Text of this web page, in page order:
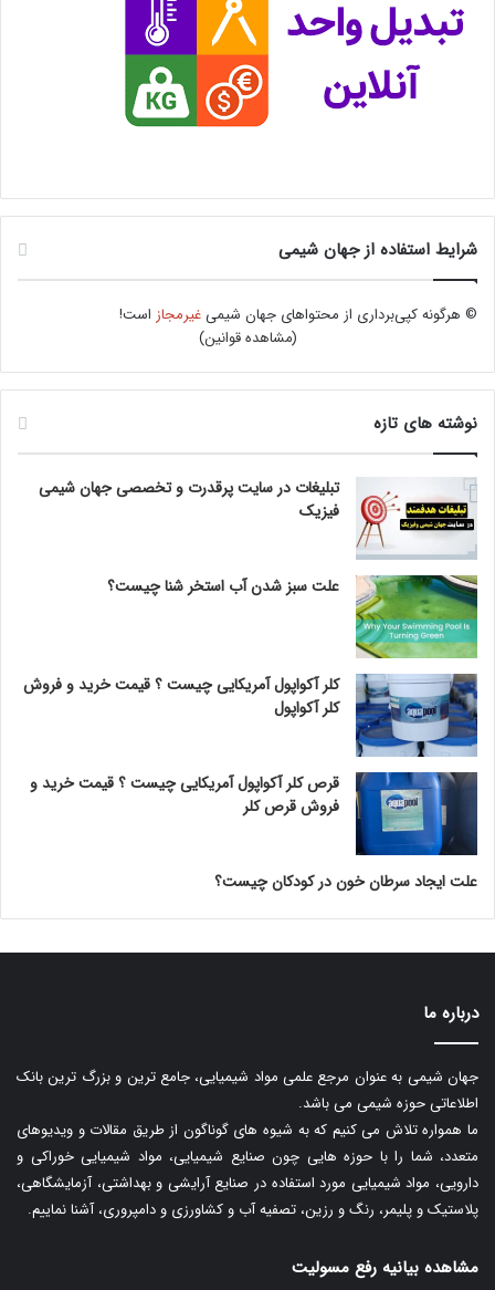
شرایط استفاده از جهان شیمی
© هرگونه کپی‌برداری از محتواهای جهان شیمیغیرمجاز است!
(مشاهده قوانین)
نوشته های تازه
تبلیغات در سایت پرقدرت و تخصصی جهان شیمی
فیزیک
علت سبز شدن آب استخر شنا چیست؟
کلر آکواپول آمریکایی چیست ؟ قیمت خرید و فروش
کلر آکواپول
قرص کلر آکواپول آمریکایی چیست ؟ قیمت خرید و
فروش قرص کلر
علت ایجاد سرطان خون در کودکان چیست؟
درباره ما
جهان شیمی به عنوان مرجع علمی مواد شیمیایی، جامع ترین و بزرگ ترین بانک
اطلاعاتی حوزه شیمی می باشد.
ما همواره تلاش می کنیم که به شیوه های گوناگون از طریق مقالات و ویدیوهای
متعدد، شما را با حوزه هایی چون صنایع شیمیایی، مواد شیمیایی خوراکی و
دارویی، مواد شیمیایی مورد استفاده در صنایع آرایشی و بهداشتی، آزمایشگاهی،
پلاستیک و پلیمر، رنگ و رزین، تصفیه آب و کشاورزی و دامپروری، آشنا نماییم.
مشاهده بیانیه رفع مسولیت